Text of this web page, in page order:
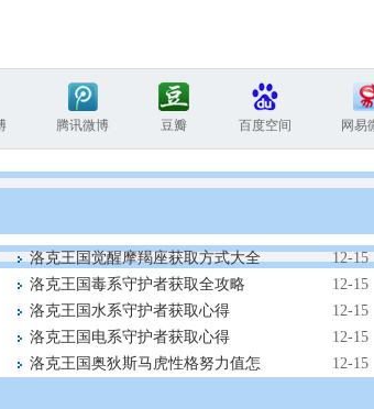
腾讯微博 豆瓣 百度空间 网易
12-15
洛克王国觉醒摩羯座获取方式大全
12-15
洛克王国毒系守护者获取全攻略
12-15
洛克王国水系守护者获取心得
12-15
洛克王国电系守护者获取心得
12-15
洛克王国奥狄斯马虎性格努力值怎